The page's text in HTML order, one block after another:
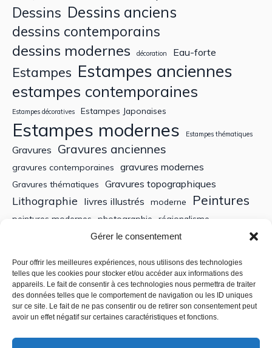
Gérer le consentement
Pour offrir les meilleures expériences, nous utilisons des technologies
telles que les cookies pour stocker et/ou accéder aux informations des
appareils. Le fait de consentir à ces technologies nous permettra de traiter
des données telles que le comportement de navigation ou les ID uniques
sur ce site. Le fait de ne pas consentir ou de retirer son consentement peut
avoir un effet négatif sur certaines caractéristiques et fonctions.
Dessins Dessins anciens
dessins contemporains
dessins modernes décoration Eau-forte
Estampes Estampes anciennes
estampes contemporaines
Estampes décoratives Estampes Japonaises
Estampes modernes Estampes thématiques
Gravures Gravures anciennes
gravures contemporaines gravures modernes
Gravures thématiques Gravures topographiques
Lithographie livres illustrés moderne Peintures
peintures modernes photographie régionalisme
Tableaux anciens XIXe siècle
Recherche